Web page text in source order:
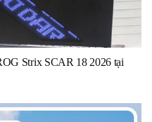
Strix SCAR 18 2026 tại